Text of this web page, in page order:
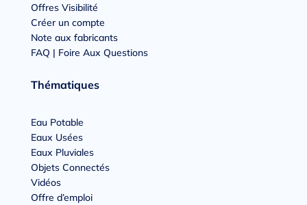
Offres Visibilité
Créer un compte
Note aux fabricants
FAQ | Foire Aux Questions
Thématiques
Eau Potable
Eaux Usées
Eaux Pluviales
Objets Connectés
Vidéos
Offre d’emploi